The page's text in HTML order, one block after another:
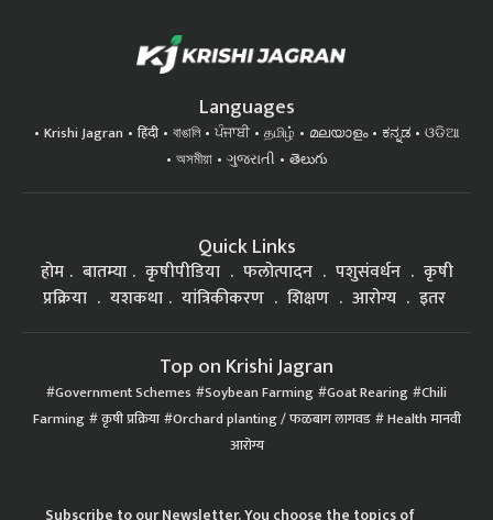
Languages
Krishi Jagran हिंदी বাঙালি ਪੰਜਾਬੀ தமிழ் മലയാളം ಕನ್ನಡ
ଓଡିଆ
অসমীয়া
ગુજરાતી తెలుగు
Quick Links
होम बातम्या कृषीपीडिया फलोत्पादन पशुसंवर्धन
कृषी
प्रक्रिया
यशकथा यांत्रिकीकरण शिक्षण आरोग्य इतर
Top on Krishi Jagran
Government Schemes Soybean Farming Goat Rearing Chili
Farming कृषी प्रक्रिया Orchard planting / फळबाग लागवड Health मानवी
आरोग्य